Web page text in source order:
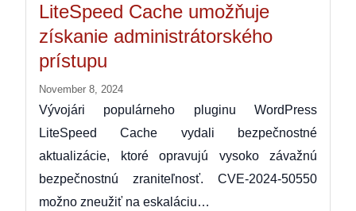
LiteSpeed Cache umožňuje
získanie administrátorského
prístupu
November 8, 2024
Vývojári populárneho pluginu WordPress
LiteSpeed Cache vydali bezpečnostné
aktualizácie, ktoré opravujú vysoko závažnú
bezpečnostnú zraniteľnosť. CVE-2024-50550
možno zneužiť na eskaláciu…